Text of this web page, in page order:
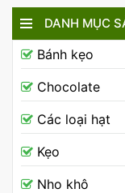
DANH MỤC
Bánh kẹo
Chocolate
Các loại hạt
Kẹo
Nho khô